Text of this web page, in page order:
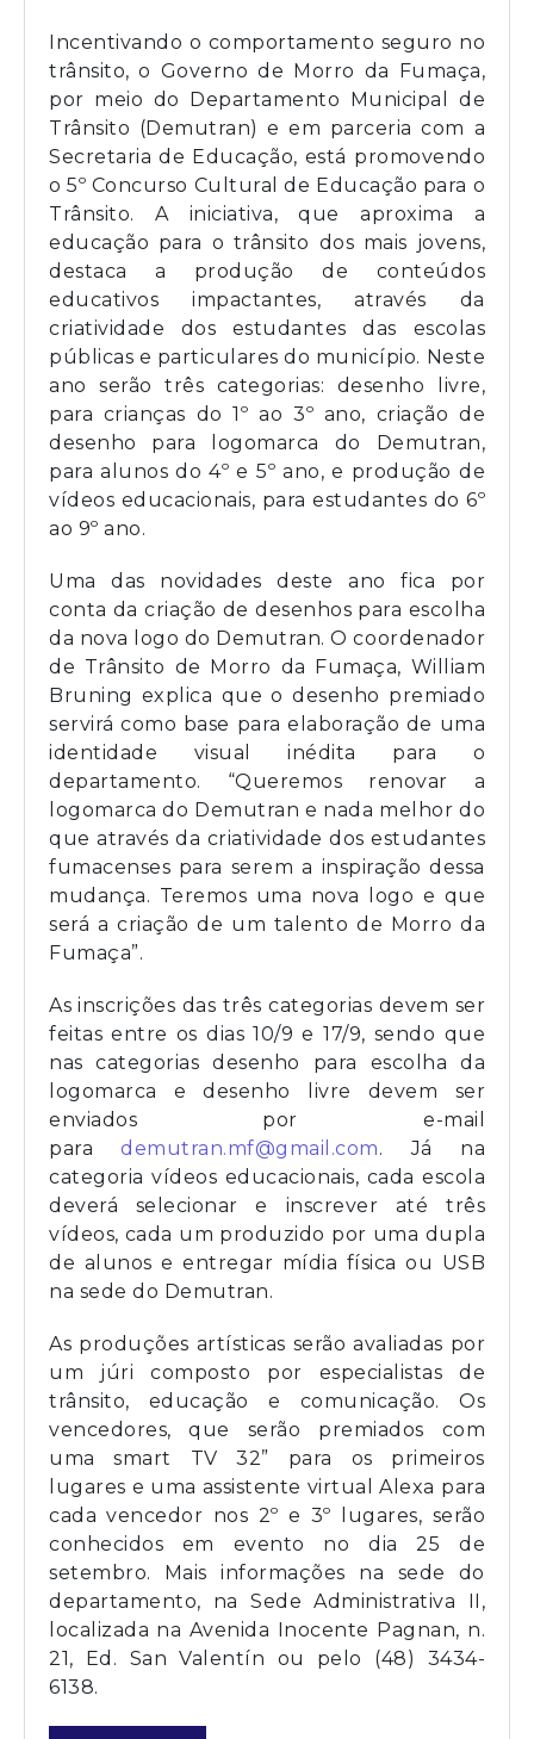
Incentivando o comportamento seguro no
trânsito, o Governo de Morro da Fumaça,
por meio do Departamento Municipal de
Trânsito (Demutran) e em parceria com a
Secretaria de Educação, está promovendo
o 5º Concurso Cultural de Educação para o
Trânsito. A iniciativa, que aproxima a
educação para o trânsito dos mais jovens,
destaca a produção de conteúdos
educativos impactantes, através da
criatividade dos estudantes das escolas
públicas e particulares do município. Neste
ano serão três categorias: desenho livre,
para crianças do 1º ao 3º ano, criação de
desenho para logomarca do Demutran,
para alunos do 4º e 5º ano, e produção de
vídeos educacionais, para estudantes do 6º
ao 9º ano.
Uma das novidades deste ano fica por
conta da criação de desenhos para escolha
da nova logo do Demutran. O coordenador
de Trânsito de Morro da Fumaça, William
Bruning explica que o desenho premiado
servirá como base para elaboração de uma
identidade visual inédita para o
departamento. “Queremos renovar a
logomarca do Demutran e nada melhor do
que através da criatividade dos estudantes
fumacenses para serem a inspiração dessa
mudança. Teremos uma nova logo e que
será a criação de um talento de Morro da
Fumaça”.
As inscrições das três categorias devem ser
feitas entre os dias 10/9 e 17/9, sendo que
nas categorias desenho para escolha da
logomarca e desenho livre devem ser
enviados por e-mail
parademutran.mf@gmail.com. Já na
categoria vídeos educacionais, cada escola
deverá selecionar e inscrever até três
vídeos, cada um produzido por uma dupla
de alunos e entregar mídia física ou USB
na sede do Demutran.
As produções artísticas serão avaliadas por
um júri composto por especialistas de
trânsito, educação e comunicação. Os
vencedores, que serão premiados com
uma smart TV 32” para os primeiros
lugares e uma assistente virtual Alexa para
cada vencedor nos 2º e 3º lugares, serão
conhecidos em evento no dia 25 de
setembro. Mais informações na sede do
departamento, na Sede Administrativa II,
localizada na Avenida Inocente Pagnan, n.
21, Ed. San Valentín ou pelo (48) 3434-
6138.